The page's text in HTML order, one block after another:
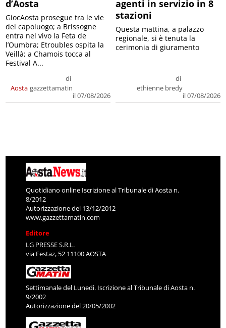
d’Aosta
Aosta
di
gazzettamatin
il 07/08/2026
GiocAosta prosegue tra le vie
del capoluogo; a Brissogne
entra nel vivo la Feta de
l’Oumbra; Etroubles ospita la
Veillà; a Chamois tocca al
Festival A...
agenti in servizio in 8
stazioni
di
ethienne bredy
il 07/08/2026
Questa mattina, a palazzo
regionale, si è tenuta la
cerimonia di giuramento
Quotidiano online Iscrizione al Tribunale di Aosta n.
8/2012
Autorizzazione del 13/12/2012
www.gazzettamatin.com
Editore
LG PRESSE S.R.L.
via Festaz, 52 11100 AOSTA
Settimanale del Lunedì. Iscrizione al Tribunale di Aosta n.
9/2002
Autorizzazione del 20/05/2002